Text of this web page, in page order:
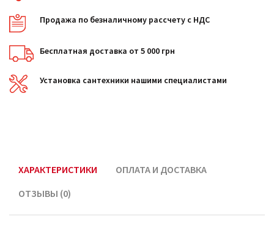
Продажа по безналичному рассчету с НДС
Бесплатная доставка от 5 000 грн
Установка сантехники нашими специалистами
ХАРАКТЕРИСТИКИ
ОПЛАТА И ДОСТАВКА
ОТЗЫВЫ (0)